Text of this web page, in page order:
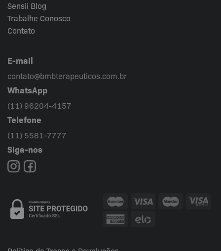
Sensii Blog
Trabalhe Conosco
Contato
E-mail
contato@bmbterapeuticos.com.br
WhatsApp
(11) 96204-4157
Telefone
(11) 5581-7777
Siga-nos